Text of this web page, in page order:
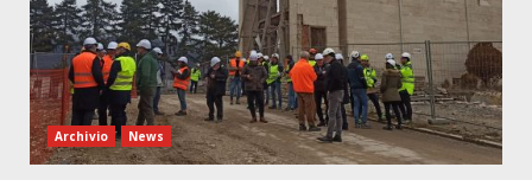
Archivio News